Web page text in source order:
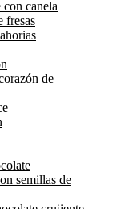
canela
fresas
de
semillas de